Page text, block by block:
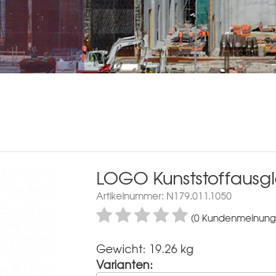
LOGO
Artikelnummer: N179.011.1050
(0
Gewicht: 19.26 kg
Varianten: